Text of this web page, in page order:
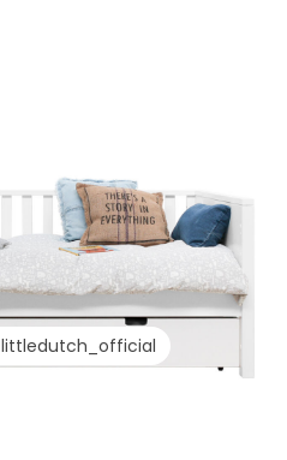
littledutch_official